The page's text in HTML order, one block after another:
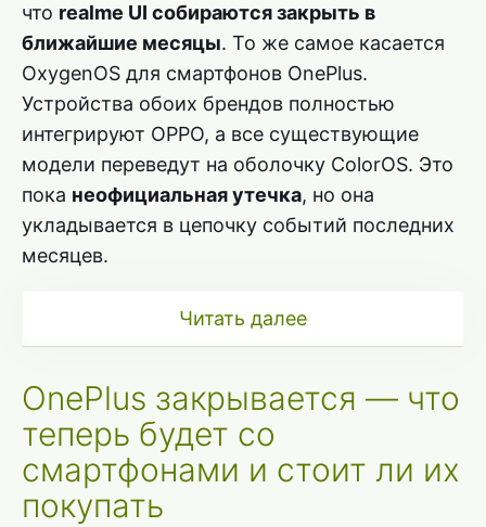
что realme UI собираются закрыть в
ближайшие месяцы. То же самое касается
OxygenOS для смартфонов OnePlus.
Устройства обоих брендов полностью
интегрируют OPPO, а все существующие
модели переведут на оболочку ColorOS. Это
пока неофициальная утечка, но она
укладывается в цепочку событий последних
месяцев.
Читать далее
OnePlus закрывается — что
теперь будет со
смартфонами и стоит ли их
покупать